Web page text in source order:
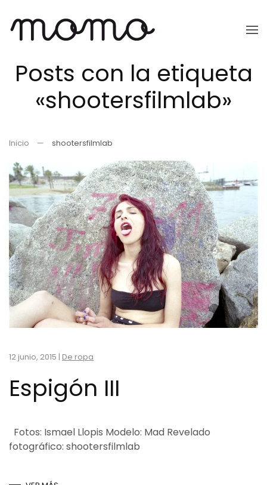
Ir
contenido
principal
Posts con la etiqueta
«shootersfilmlab»
Inicio shootersfilmlab
12 junio, 2015 | De ropa
Espigón III
Fotos: Ismael Llopis Modelo: Mad Revelado
fotográfico: shootersfilmlab